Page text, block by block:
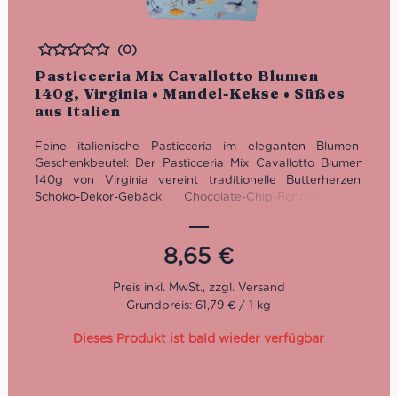
Pasticceria Mix Cavallotto Blumen
140g, Virginia • Mandel-Kekse • Süßes
aus Italien
Bewertet
(0)
Feine italienische Pasticceria im eleganten Blumen-
Geschenkbeutel: Der Pasticceria Mix Cavallotto Blumen
140g von Virginia vereint traditionelle Butterherzen,
Schoko-Dekor-Gebäck, Chocolate-Chip-Ronden und
und ideal als Geschenk oder süße Aufmerksamkeit.
8,65 €
Grundpreis: 61,79 € / 1 kg
Dieses Produkt ist bald wieder verfügbar